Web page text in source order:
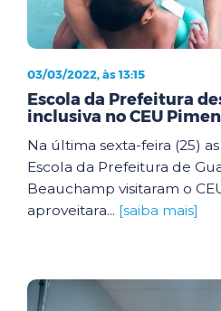
03/03/2022, às 13:15
Escola da Prefeitura
inclusiva no CEU
Na última sexta-feira (25)
Escola da Prefeitura de
Beauchamp visitaram o
aproveitara... [saiba mais]